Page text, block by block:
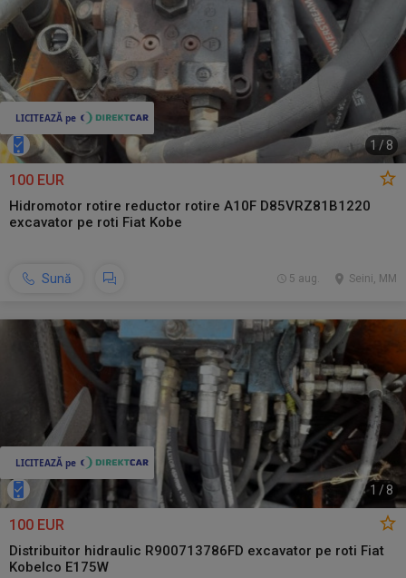
1 /8
100 EUR
Hidromotor rotire reductor rotire A10F D85VRZ81B1220
excavator pe roti Fiat Kobe
Sună Seini, MM
5 aug.
1 / 8
100 EUR
Distribuitor hidraulic R900713786FD excavator pe roti Fiat
Kobelco E175W